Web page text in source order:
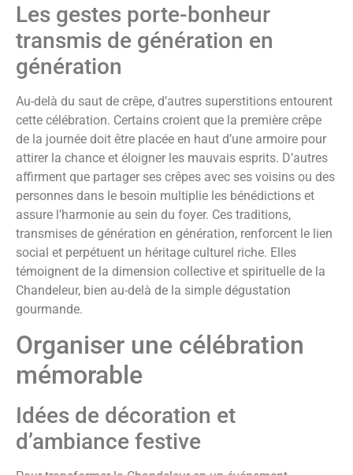
Les gestes porte-bonheur
transmis de génération en
génération
Au-delà du saut de crêpe, d’autres superstitions entourent
cette célébration. Certains croient que la première crêpe
de la journée doit être placée en haut d’une armoire pour
attirer la chance et éloigner les mauvais esprits. D’autres
affirment que partager ses crêpes avec ses voisins ou des
personnes dans le besoin multiplie les bénédictions et
assure l’harmonie au sein du foyer. Ces traditions,
transmises de génération en génération, renforcent le lien
social et perpétuent un héritage culturel riche. Elles
témoignent de la dimension collective et spirituelle de la
Chandeleur, bien au-delà de la simple dégustation
gourmande.
Organiser une célébration
mémorable
Idées de décoration et
d’ambiance festive